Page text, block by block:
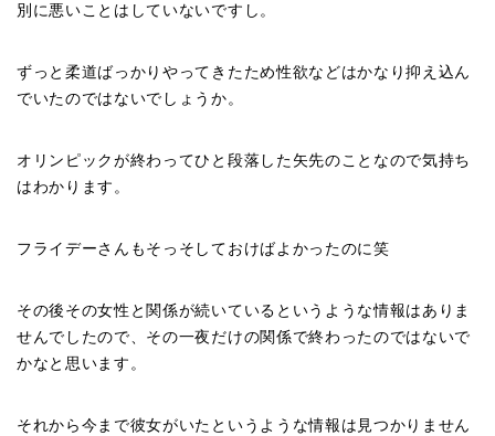
別に悪いことはしていないですし。
ずっと柔道ばっかりやってきたため性欲などはかなり抑え込ん
でいたのではないでしょうか。
オリンピックが終わってひと段落した矢先のことなので気持ち
はわかります。
フライデーさんもそっそしておけばよかったのに笑
その後その女性と関係が続いているというような情報はありま
せんでしたので、その一夜だけの関係で終わったのではないで
かなと思います。
それから今まで彼女がいたというような情報は見つかりません